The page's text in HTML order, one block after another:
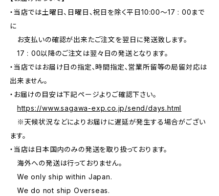
・当店では土曜日、日曜日、祝日を除く平日10:00〜17 : 00まで
に
お支払いの確認が出来たご注文を翌日に発送致します。
17 : 00以降のご注文は翌々日の発送となります。
・当店ではお届け日の指定、時間指定、営業所留等の局留対応は
出来ません。
・お届けの目安は下記ページよりご確認下さい。
https://www.sagawa-exp.co.jp/send/days.html
※天候状況などによりお届けに遅延が発生する場合がござい
ます。
・当店は日本国内のみの発送を取り扱っております。
海外への発送は行っておりません。
We only ship within Japan.
We do not ship Overseas.